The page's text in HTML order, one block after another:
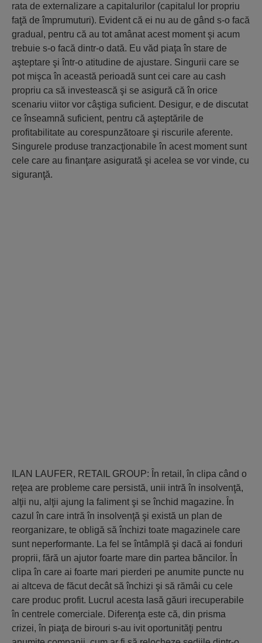
rata de externalizare a capitalurilor (capitalul lor propriu
faţă de împrumuturi). Evident că ei nu au de gând s-o facă
gradual, pentru că au tot amânat acest moment şi acum
trebuie s-o facă dintr-o dată. Eu văd piaţa în stare de
aşteptare şi într-o atitudine de ajustare. Singurii care se
pot mişca în această perioadă sunt cei care au cash
propriu ca să investească şi se asigură că în orice
scenariu viitor vor câştiga suficient. Desigur, e de discutat
ce înseamnă suficient, pentru că aşteptările de
profitabilitate au corespunzătoare şi riscurile aferente.
Singurele produse tranzacţionabile în acest moment sunt
cele care au finanţare asigurată şi acelea se vor vinde, cu
siguranţă.
ILAN LAUFER, RETAIL GROUP: În retail, în clipa când o
reţea are probleme care persistă, unii intră în insolvenţă,
alţii nu, alţii ajung la faliment şi se închid magazine. În
cazul în care intră în insolvenţă şi există un plan de
reorganizare, te obligă să închizi toate magazinele care
sunt neperformante. La fel se întâmplă şi dacă ai fonduri
proprii, fără un ajutor foarte mare din partea băncilor. În
clipa în care ai foarte mari pierderi pe anumite puncte nu
ai altceva de făcut decât să închizi şi să rămâi cu cele
care produc profit. Lucrul acesta lasă găuri irecuperabile
în centrele comerciale. Diferenţa este că, din prisma
crizei, în piaţa de birouri s-au ivit oportunităţi pentru